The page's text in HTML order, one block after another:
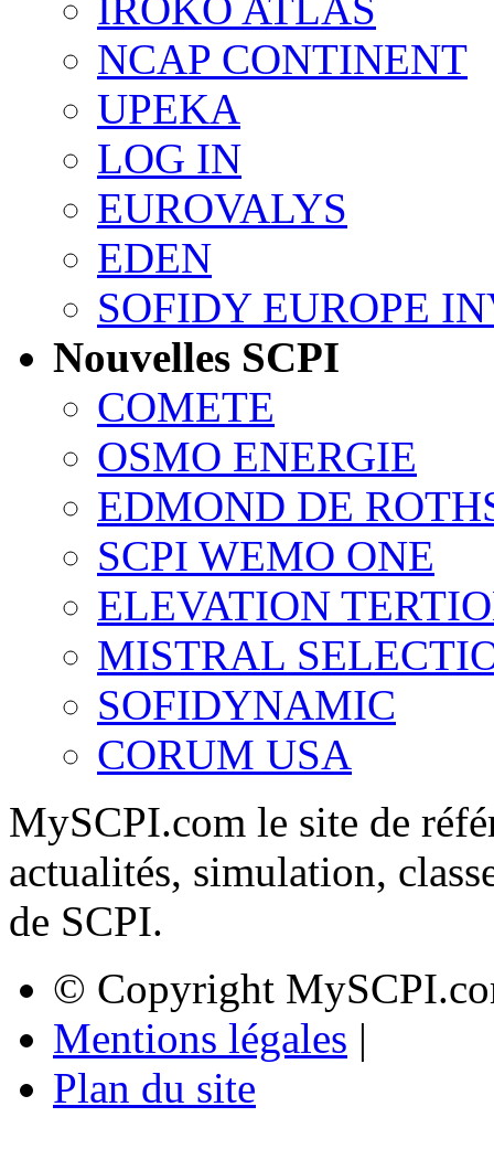
IROKO ATLAS
NCAP CONTINENT
UPEKA
LOG IN
EUROVALYS
EDEN
SOFIDY EUROPE
Nouvelles SCPI
COMETE
OSMO ENERGIE
EDMOND DE
SCPI WEMO ONE
ELEVATION
MISTRAL
SOFIDYNAMIC
CORUM USA
MySCPI.com le site de
actualités, simulation,
de SCPI.
© Copyright
Mentions légales |
Plan du site